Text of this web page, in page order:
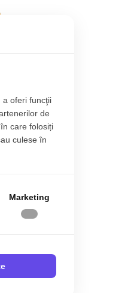
a oferi funcţii
de
care folosiți
culese în
Marketing